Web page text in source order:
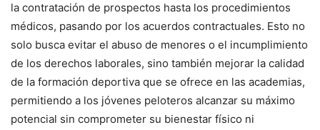
la contratación de prospectos hasta los procedimientos
médicos, pasando por los acuerdos contractuales. Esto no
solo busca evitar el abuso de menores o el incumplimiento
de los derechos laborales, sino también mejorar la calidad
de la formación deportiva que se ofrece en las academias,
permitiendo a los jóvenes peloteros alcanzar su máximo
potencial sin comprometer su bienestar físico ni